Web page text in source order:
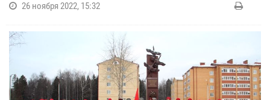
26 ноября 2022, 15:32